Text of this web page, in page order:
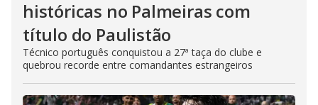
históricas no Palmeiras com
título do Paulistão
Técnico português conquistou a 27ª taça do clube e
quebrou recorde entre comandantes estrangeiros